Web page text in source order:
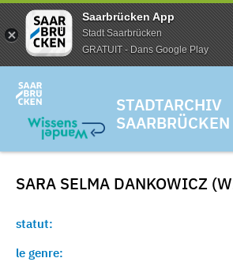
Saarbrücken App
Stadt Saarbrücken
GRATUIT - Dans Google Play
STADTARCHIV
SAARBRÜCKEN
SARA SELMA DANKOWICZ
statut:
le genre: